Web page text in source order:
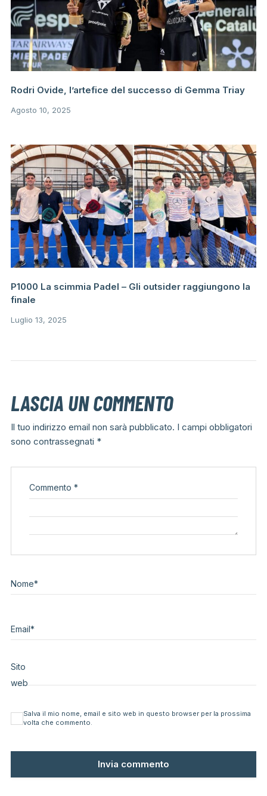
Rodri Ovide, l’artefice del successo di Gemma Triay
Agosto 10, 2025
P1000 La scimmia Padel – Gli outsider raggiungono la
finale
Luglio 13, 2025
LASCIA UN COMMENTO
Il tuo indirizzo email non sarà pubblicato. I campi obbligatori
sono contrassegnati *
Commento *
Nome*
Email*
Sito
web
Salva il mio nome, email e sito web in questo browser per la prossima
volta che commento.